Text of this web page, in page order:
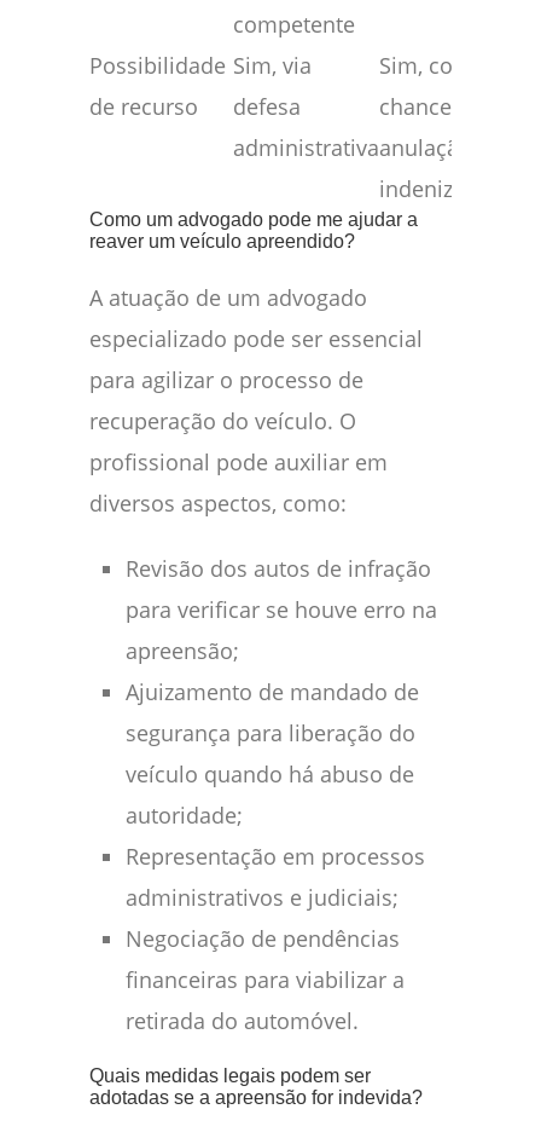
competente
Possibilidade
de recurso
Sim, via
defesa
administrativa
Sim, com forte
chance de
anulação ou
indenização
Como um advogado pode me ajudar a
reaver um veículo apreendido?
A atuação de um advogado
especializado pode ser essencial
para agilizar o processo de
recuperação do veículo. O
profissional pode auxiliar em
diversos aspectos, como:
Revisão dos autos de infração
para verificar se houve erro na
apreensão;
Ajuizamento de mandado de
segurança para liberação do
veículo quando há abuso de
autoridade;
Representação em processos
administrativos e judiciais;
Negociação de pendências
financeiras para viabilizar a
retirada do automóvel.
Quais medidas legais podem ser
adotadas se a apreensão for indevida?